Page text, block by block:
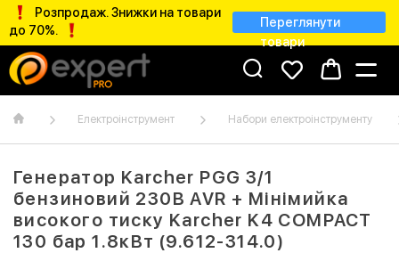
Розпродаж. Знижки на товари
до 70%.
Переглянути
товари
Електроінструмент Набори електроінструменту
Генератор Karcher PGG 3/1
бензиновий 230В AVR + Мінімийка
високого тиску Karcher K4 COMPACT
130 бар 1.8кВт (9.612-314.0)